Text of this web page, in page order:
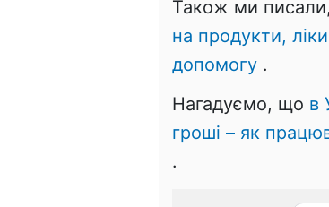
Також ми
на продукти,
допомогу .
Нагадуємо, що в
гроші – як
.